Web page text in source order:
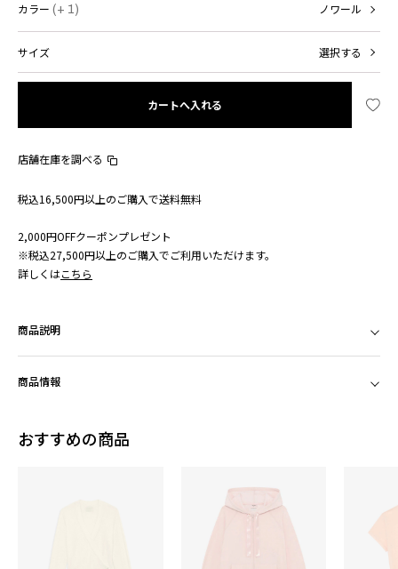
カラー (+ 1) ノワール
サイズ 選択する
カートへ入れる
店舗在庫を調べる
税込16,500円以上のご購入で送料無料
2,000円OFFクーポンプレゼント
※税込27,500円以上のご購入でご利用いただけます。
詳しくはこちら
商品説明
商品情報
おすすめの商品